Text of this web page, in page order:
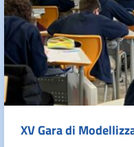
XV Gara di